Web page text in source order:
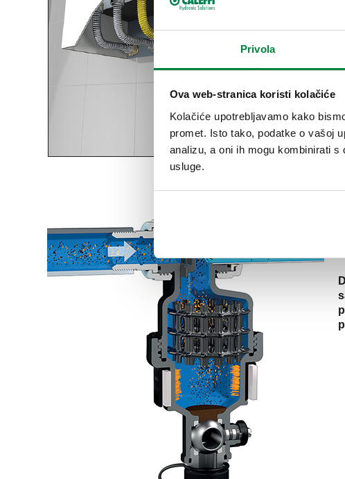
Privola
Ova web-stranica koristi kolačiće
Kolačiće upotrebljavamo kako
promet. Isto tako, podatke o vašoj
analizu, a oni ih mogu kombinirati
usluge.